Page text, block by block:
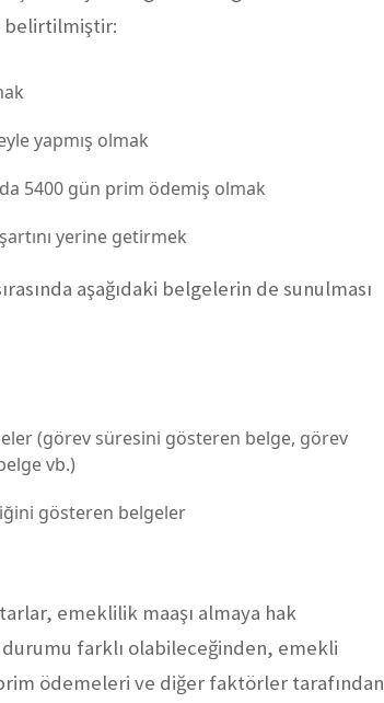
belirtilmiştir:
yapmış olmak
5400 gün prim ödemiş olmak
yerine getirmek
aşağıdaki belgelerin de sunulması
(görev süresini gösteren belge, görev
vb.)
gösteren belgeler
emeklilik maaşı almaya hak
farklı olabileceğinden, emekli
ödemeleri ve diğer faktörler tarafından